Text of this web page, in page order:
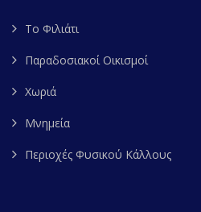
Το Φιλιάτι
Παραδοσιακοί Οικισμοί
Χωριά
Μνημεία
Περιοχές Φυσικού Κάλλους